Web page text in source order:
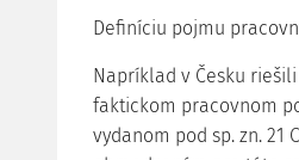
Definíciu pojmu
Napríklad v Česku
faktickom pracovnom
vydanom pod sp. zn. 21